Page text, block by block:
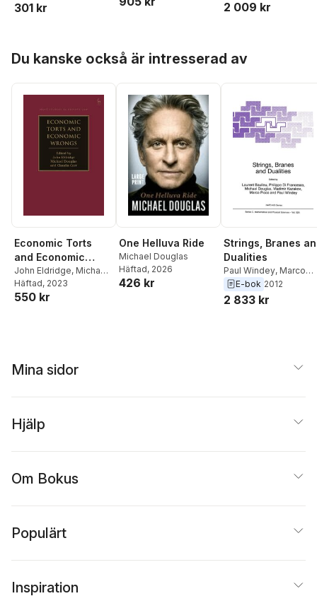
301 kr 2 009 kr
Du kanske också är intresserad av
Economic Torts
and Economic
Wrongs
John Eldridge, Michael
Douglas,Claudia Carr
Häftad, 2023
550 kr
One Helluva Ride
Michael Douglas
Häftad, 2026
426 kr
Strings, Branes
Dualities
Paul Windey, Marco
Picco,Vladimir
Kazakov,Michael
E-bok 2012
2 833 kr
Mina sidor
Hjälp
Om Bokus
Populärt
Inspiration